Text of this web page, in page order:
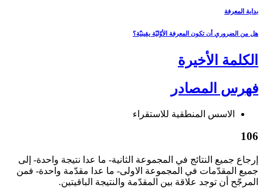
بداية المعرفة
هل من الضروري أن تكون المعرفة الأوّليّة يقينيّة؟
الكلمة الأخيرة
فهرس المصادر
الاسس المنطقية للاستقراء
106
إرجاع جميع النتائج في المجموعة الثانية- ما عدا نتيجة واحدة- إلى
جميع المقدّمات في المجموعة الاولى- ما عدا مقدّمة واحدة- فمن
المرجّح أن توجد علاقة بين المقدّمة والنتيجة الباقيتين.